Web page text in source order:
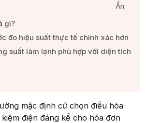
Ẩn
gì?​
đo hiệu suất thực tế chính xác hơn​
suất làm lạnh phù hợp với diện tích
mặc định cứ chọn điều hòa
điện đáng kể cho hóa đơn